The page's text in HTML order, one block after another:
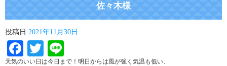
佐々木様
投稿日 2021年11月30日
Facebook
Twitter
天気のいい日は今日まで！明日からは風が強く気温も低い、